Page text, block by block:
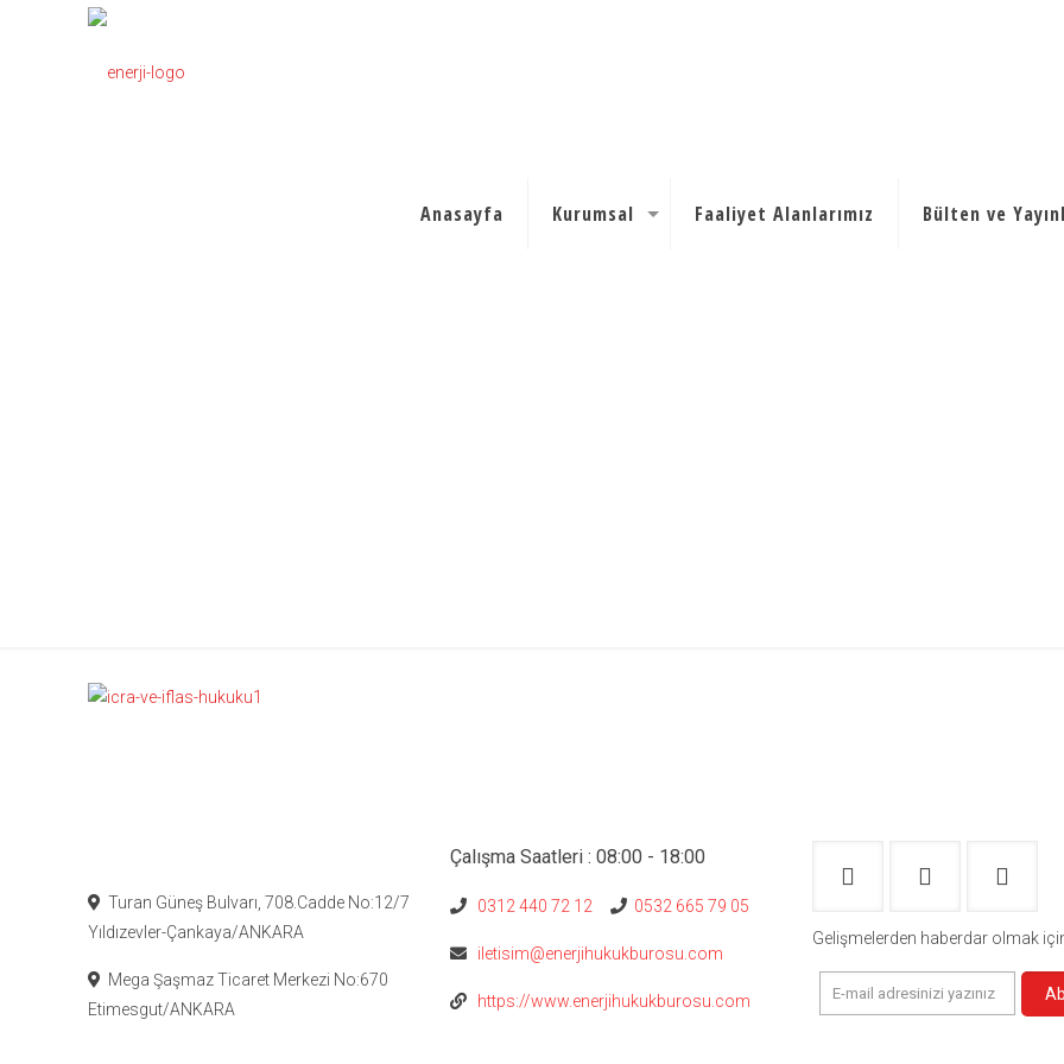
Anasayfa Kurumsal Faaliyet Alanlarımız Bülten ve
Turan Güneş Bulvarı, 708.Cadde No:12/7
Yıldızevler-Çankaya/ANKARA
Mega Şaşmaz Ticaret Merkezi No:670
Etimesgut/ANKARA
Çalışma Saatleri : 08:00 - 18:00
0312 440 72 12 0532 665 79 05
iletisim@enerjihukukburosu.com
https://www.enerjihukukburosu.com
Gelişmelerden haberdar olmak